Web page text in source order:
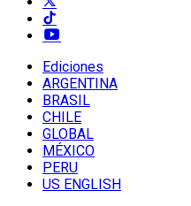
Ediciones
ARGENTINA
BRASIL
CHILE
GLOBAL
MÉXICO
PERU
US ENGLISH